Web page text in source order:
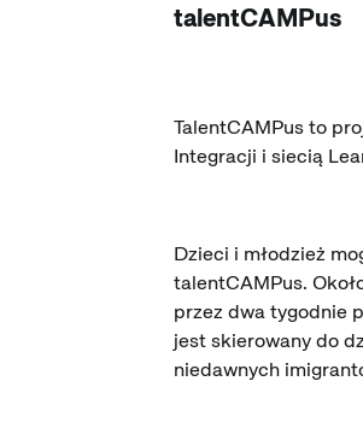
talentCAMPus
TalentCAMPus to
Integracji i siecią
Dzieci i młodzież
talentCAMPus.
przez dwa tygodnie
jest skierowany do
niedawnych